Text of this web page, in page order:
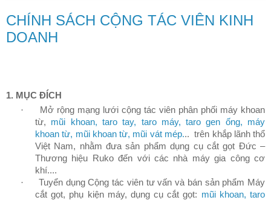
CHÍNH SÁCH CỘNG TÁC VIÊN KINH
DOANH
1. MỤC ĐÍCH
·
Mở rộng mạng lưới cộng tác viên phân phối máy khoan
từ, mũi khoan, taro tay, taro máy, taro gen ống, máy
khoan từ, mũi khoan từ, mũi vát mép... trên khắp lãnh thổ
Việt Nam, nhằm đưa sản phẩm dụng cụ cắt gọt Đức –
Thương hiệu Ruko đến với các nhà máy gia công cơ
khí....
·
Tuyển dụng Cộng tác viên tư vấn và bán sản phẩm Máy
cắt gọt, phụ kiện máy, dụng cụ cắt gọt: mũi khoan, taro